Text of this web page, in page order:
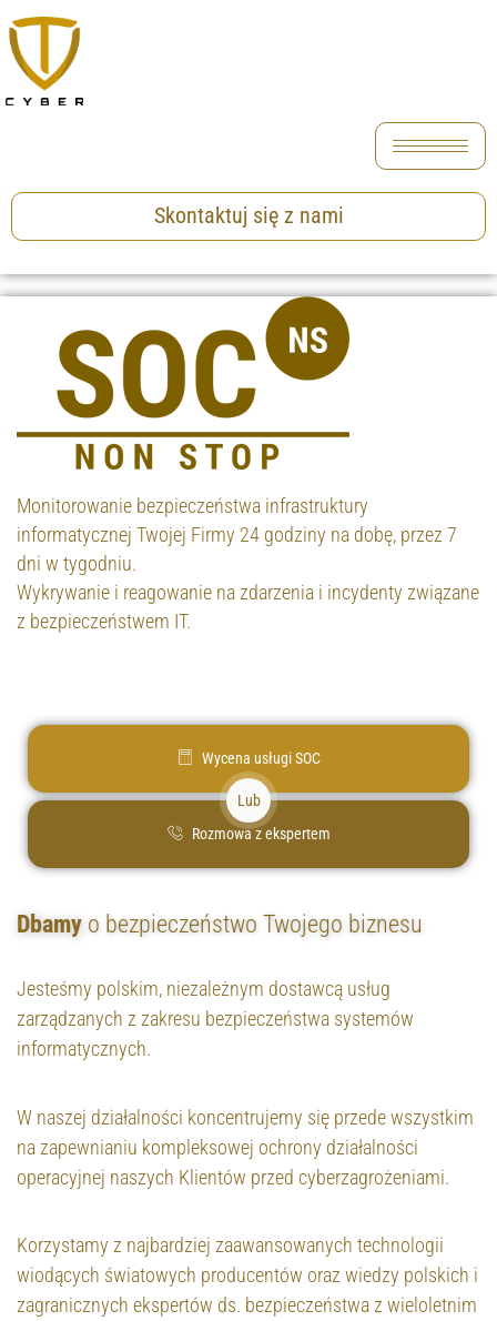
Skontaktuj się z nami
Monitorowanie bezpieczeństwa infrastruktury
informatycznej Twojej Firmy 24 godziny na dobę, przez 7
dni w tygodniu.
Wykrywanie i reagowanie na zdarzenia i incydenty związane
z bezpieczeństwem IT.
Wycena usługi SOC
Lub
Rozmowa z ekspertem
Dbamy o bezpieczeństwo Twojego biznesu
Jesteśmy polskim, niezależnym dostawcą usług
zarządzanych z zakresu bezpieczeństwa systemów
informatycznych.
W naszej działalności koncentrujemy się przede wszystkim
na zapewnianiu kompleksowej ochrony działalności
operacyjnej naszych Klientów przed cyberzagrożeniami.
Korzystamy z najbardziej zaawansowanych technologii
wiodących światowych producentów oraz wiedzy polskich i
zagranicznych ekspertów ds. bezpieczeństwa z wieloletnim